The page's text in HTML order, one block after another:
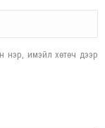
нэр, имэйл хөтөч дээр